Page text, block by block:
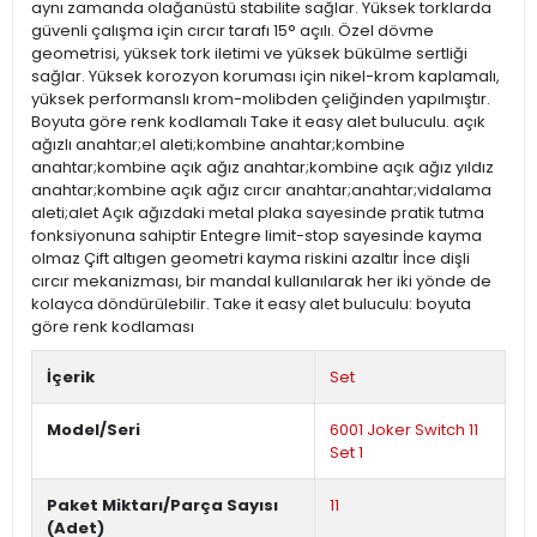
aynı zamanda olağanüstü stabilite sağlar. Yüksek torklarda
güvenli çalışma için cırcır tarafı 15° açılı. Özel dövme
geometrisi, yüksek tork iletimi ve yüksek bükülme sertliği
sağlar. Yüksek korozyon koruması için nikel-krom kaplamalı,
yüksek performanslı krom-molibden çeliğinden yapılmıştır.
Boyuta göre renk kodlamalı Take it easy alet buluculu. açık
ağızlı anahtar;el aleti;kombine anahtar;kombine
anahtar;kombine açık ağız anahtar;kombine açık ağız yıldız
anahtar;kombine açık ağız cırcır anahtar;anahtar;vidalama
aleti;alet Açık ağızdaki metal plaka sayesinde pratik tutma
fonksiyonuna sahiptir Entegre limit-stop sayesinde kayma
olmaz Çift altıgen geometri kayma riskini azaltır İnce dişli
cırcır mekanizması, bir mandal kullanılarak her iki yönde de
kolayca döndürülebilir. Take it easy alet buluculu: boyuta
göre renk kodlaması
İçerik Set
Model/Seri
6001 Joker Switch 11
Set 1
Paket Miktarı/Parça Sayısı
(Adet)
11